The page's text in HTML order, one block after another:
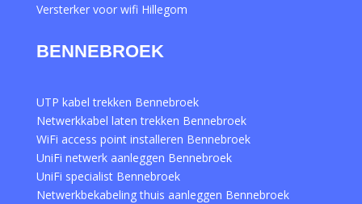
Versterker voor wifi Hillegom
BENNEBROEK
UTP kabel trekken Bennebroek
Netwerkkabel laten trekken Bennebroek
WiFi access point installeren Bennebroek
UniFi netwerk aanleggen Bennebroek
UniFi specialist Bennebroek
Netwerkbekabeling thuis aanleggen Bennebroek